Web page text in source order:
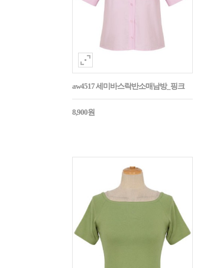
aw4517 세미바스락반소매남방_핑크
8,900원